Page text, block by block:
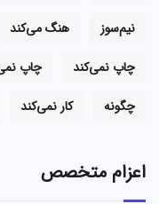
نیم‌سوز
هنگ می‌کند
چاپ نمی‌کند
چاپ
چگونه
کار نمی‌کند
اعزام متخصص